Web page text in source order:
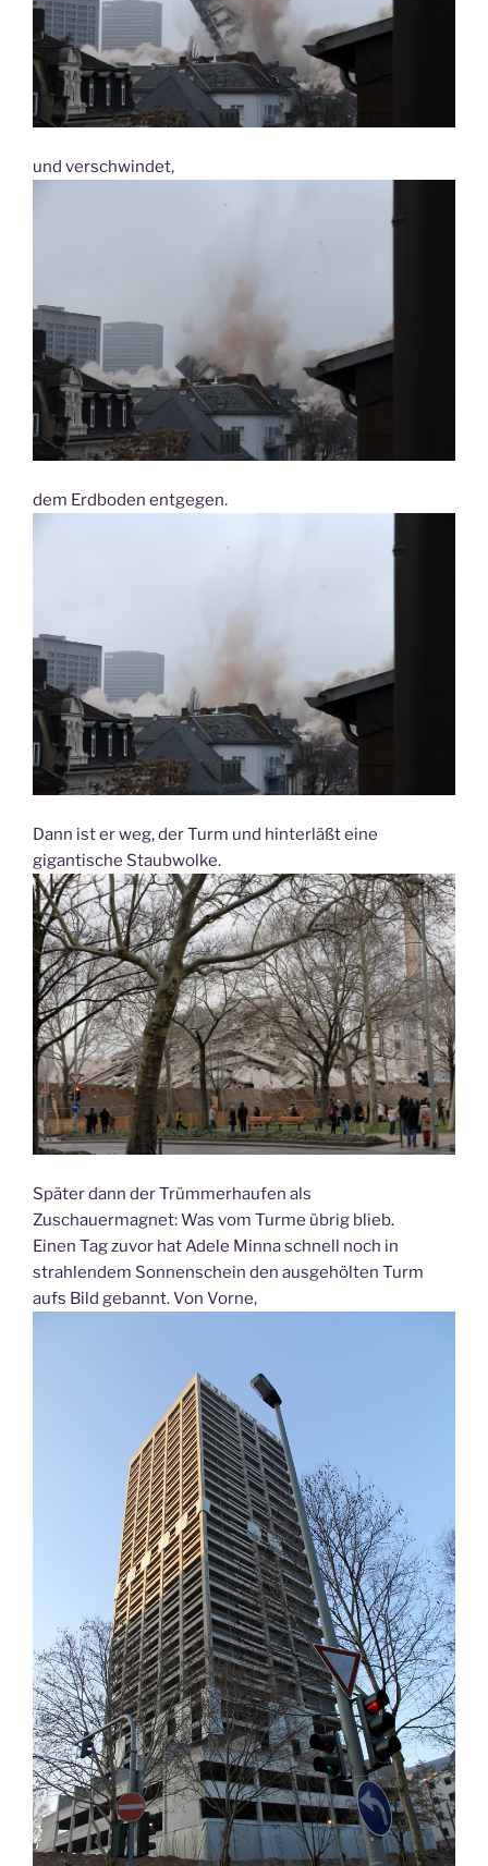
und verschwindet,
dem Erdboden entgegen.
Dann ist er weg, der Turm und hinterläßt eine
gigantische Staubwolke.
Später dann der Trümmerhaufen als
Zuschauermagnet: Was vom Turme übrig blieb.
Einen Tag zuvor hat Adele Minna schnell noch in
strahlendem Sonnenschein den ausgehölten Turm
aufs Bild gebannt. Von Vorne,